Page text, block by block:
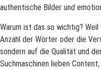
authentische Bilder und
Warum ist das so wichtig?
Anzahl der Wörter oder die
sondern auf die Qualität und
Suchmaschinen lieben